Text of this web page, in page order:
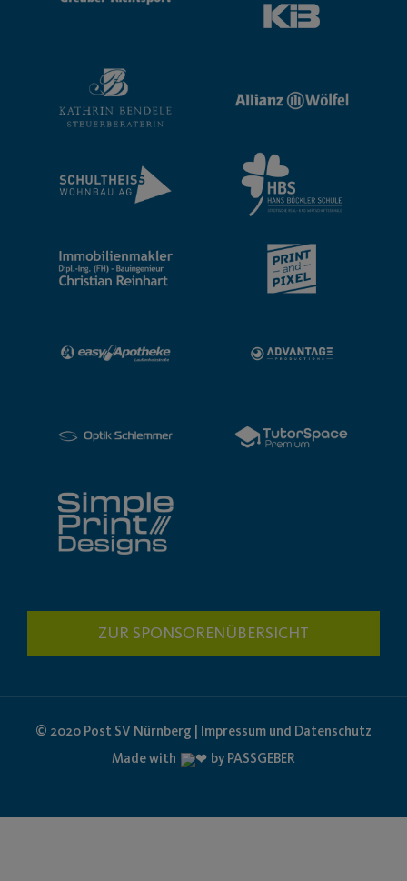
ZUR SPONSORENÜBERSICHT
© 2020 Post SV Nürnberg | Impressum und Datenschutz
Made with
by PASSGEBER